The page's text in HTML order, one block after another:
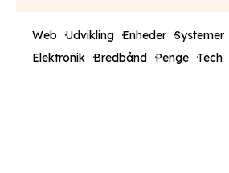
Web Udvikling Enheder Systemer
Elektronik Bredbånd Penge Tech